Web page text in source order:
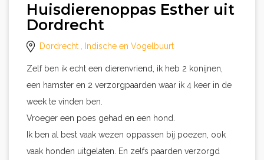
Huisdierenoppas Esther uit
Dordrecht
Dordrecht , Indische en Vogelbuurt
Zelf ben ik echt een dierenvriend, ik heb 2 konijnen,
een hamster en 2 verzorgpaarden waar ik 4 keer in de
week te vinden ben.
Vroeger een poes gehad en een hond.
Ik ben al best vaak wezen oppassen bij poezen, ook
vaak honden uitgelaten. En zelfs paarden verzorgd